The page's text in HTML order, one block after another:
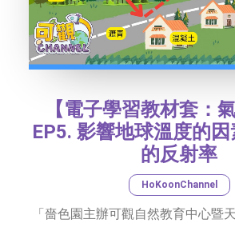
【電子學習教材套：
EP5. 影響地球溫度的
的反射率
HoKoonChannel
「嗇色園主辦可觀自然教育中心暨